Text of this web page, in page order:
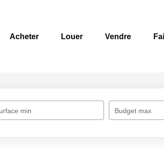
Acheter Louer Vendre
min Budget max